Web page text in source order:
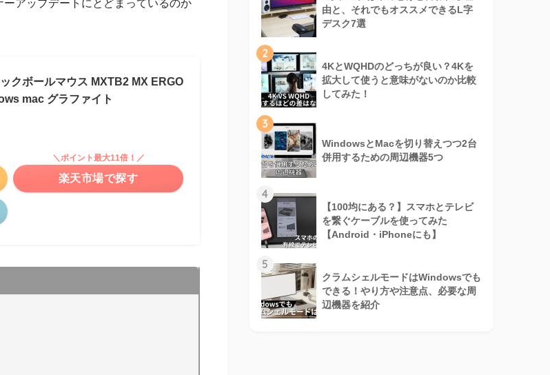
アップデートにとどまっているのか
クボールマウス MXTB2 MX ERGO
mac グラファイト
＼ポイント最大11倍！／
楽天市場で探す
由と、それでもオススメできるL字
デスク7選
2
4KとWQHDのどっちが良い？4Kを
拡大して使うと意味がないのか比較
してみた！
3
WindowsとMacを切り替えつつ2台
併用するための周辺機器5つ
4
【100均にある？】スマホとテレビ
を繋ぐケーブルを使ってみた
【Android・iPhoneにも】
5
クラムシェルモードはWindowsでも
できる！やり方や注意点、必要な周
辺機器を紹介